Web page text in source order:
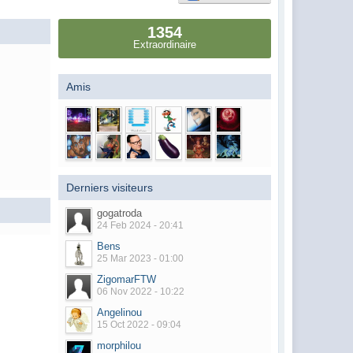
1354
Extraordinaire
Amis
Derniers visiteurs
gogatroda
24 Feb 2024 - 20:41
Bens
25 Mar 2023 - 01:00
ZigomarFTW
06 Nov 2022 - 10:22
Angelinou
15 Oct 2022 - 09:04
morphilou